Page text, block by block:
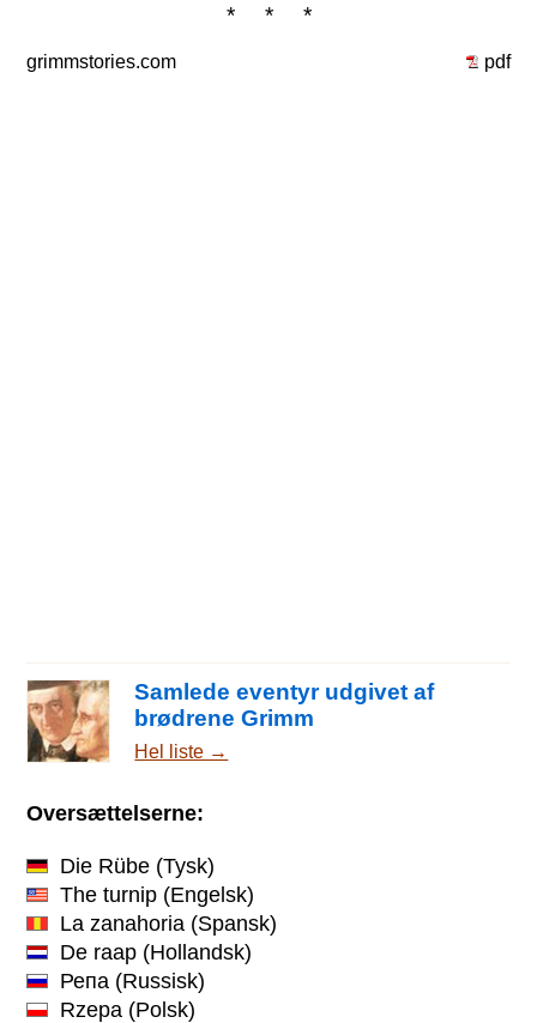
* * *
grimmstories.com pdf
Samlede eventyr udgivet af
brødrene Grimm
Hel liste →
Oversættelserne:
Die Rübe (Tysk)
The turnip (Engelsk)
La zanahoria (Spansk)
De raap (Hollandsk)
Репа (Russisk)
Rzepa (Polsk)